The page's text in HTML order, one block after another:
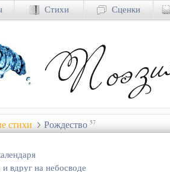
стихи Рождество 57
вдруг на небосводе
Стихи Сценки